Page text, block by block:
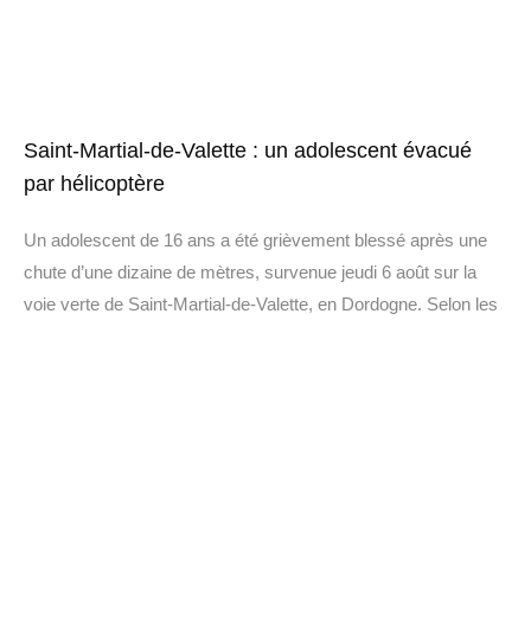
Saint-Martial-de-Valette : un adolescent évacué
par hélicoptère
Un adolescent de 16 ans a été grièvement blessé après une
chute d’une dizaine de mètres, survenue jeudi 6 août sur la
voie verte de Saint-Martial-de-Valette, en Dordogne. Selon les